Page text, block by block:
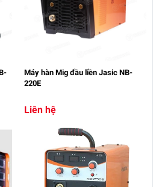
Máy hàn Mig đầu liền Jasic NB-
220E
Liên hệ